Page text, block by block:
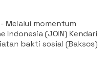
- Melalui momentum
Indonesia (JOIN) Kendari
bakti sosial (Baksos)